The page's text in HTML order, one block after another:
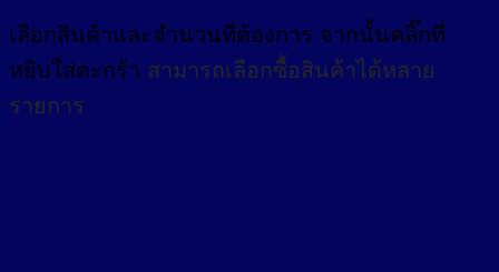
เลือกสินค้าและจำนวนที่ต้องการ จากนั้นคลิ๊กที่
หยิบใส่ตะกร้า สามารถเลือกซื้อสินค้าได้หลาย
รายการ